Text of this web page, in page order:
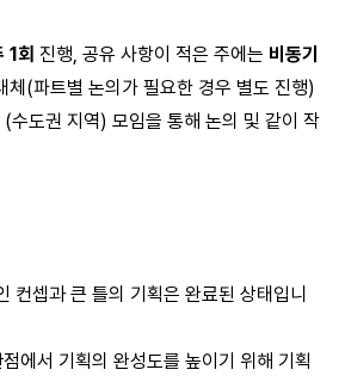
1회 진행, 공유 사항이 적은 주에는 비동기
체(파트별 논의가 필요한 경우 별도 진행)
(수도권 지역) 모임을 통해 논의 및 같이 작
컨셉과 큰 틀의 기획은 완료된 상태입니
에서 기획의 완성도를 높이기 위해 기획